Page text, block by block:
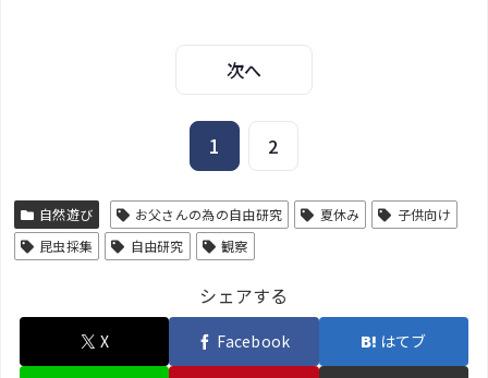
次へ
1 2
自然遊び お父さんの為の自由研究 夏休み
子供向け
昆虫採集
自由研究 観察
シェアする
X Facebook はてブ